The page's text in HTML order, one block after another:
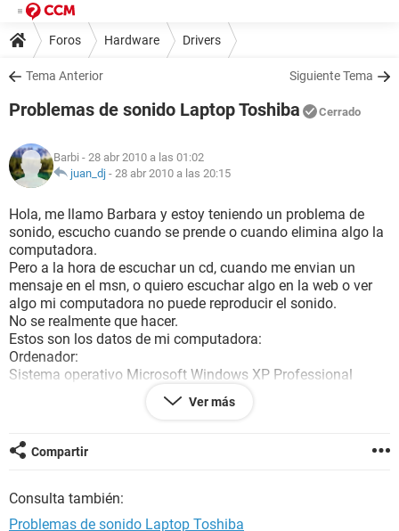
Foros Hardware Drivers
Tema Anterior Siguiente Tema
Problemas de sonido Laptop Toshiba Cerrado
Barbi - 28 abr 2010 a las 01:02
juan_dj - 28 abr 2010 a las 20:15
Hola, me llamo Barbara y estoy teniendo un problema de
sonido, escucho cuando se prende o cuando elimina algo la
computadora.
Pero a la hora de escuchar un cd, cuando me envian un
mensaje en el msn, o quiero escuchar algo en la web o ver
algo mi computadora no puede reproducir el sonido.
No se realmente que hacer.
Estos son los datos de mi computadora:
Ordenador:
Sistema operativo Microsoft Windows XP Professional
Service Pack del Sistema Operativo Service Pack 3
DirectX 4.09.00.0904 (DirectX 9.0c)
Placa base:
Tipo de procesador Mobile Intel Celeron M 380, 1600 MHz
Nombre de la Placa Base ATI SB400
Memoria del Sistema 448 MB
Ver más
Compartir
Consulta también:
Problemas de sonido Laptop Toshiba